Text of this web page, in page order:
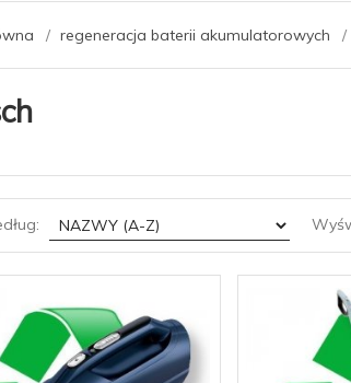
regeneracja baterii akumulatorowych
sort